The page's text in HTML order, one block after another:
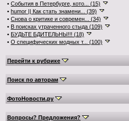
• События в Петербурге, кото... (15)
• humor || Как стать знамени... (39)
• Снова о критике и современ... (34)
• В поисках утраченного стыда (109)
• БУДЬТЕ БДИТЕЛЬНЫ!!! (18)
• О специфических модных т... (100)
Перейти к рубрике
Поиск по авторам
ФотоНовости.ру
Вопросы? Предложения?